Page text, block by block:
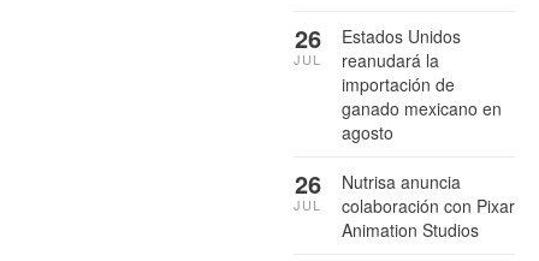
Estados Unidos
reanudará la
importación de
ganado mexicano en
agosto
26
JUL
Nutrisa anuncia
colaboración con Pixar
Animation Studios
26
JUL